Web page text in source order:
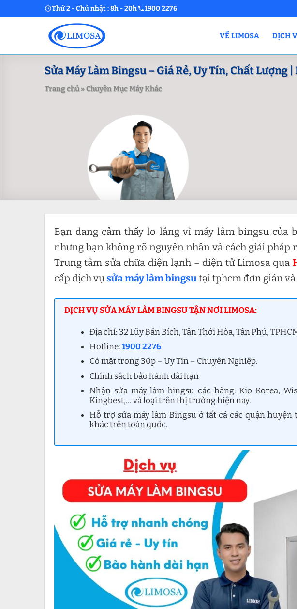
to
Thứ 2 - Chủ nhật : 8h - 20h 1900 2276
VỀ LIMOSA DỊCH
Sửa Máy Làm Bingsu – Giá Rẻ, Uy Tín, Chất Lượng
Trang chủ»Chuyên Mục Máy Khác
Bạn đang cảm thấy lo lắng vì máy làm bingsu của
nhưng bạn không rõ nguyên nhân và cách giải pháp
Trung tâm sửa chữa điện lạnh – điện tử Limosa qua
cấp dịch vụsửa máy làm bingsutại tphcm đơn giản
DỊCH VỤ SỬA MÁY LÀM BINGSU TẬN NƠI LIMOSA:
Địa chỉ: 32 Lũy Bán Bích, Tân Thới Hòa, Tân Phú,
Hotline:1900 2276
Có mặt trong 30p – Uy Tín – Chuyên Nghiệp.
Chính sách bảo hành dài hạn
Nhận sửa máy làm bingsu các hãng: Kio Korea,
Kingbest,… và loại trên thị trường hiện nay.
Hỗ trợ sửa máy làm Bingsu ở tất cả các quận huyện
khác trên toàn quốc.